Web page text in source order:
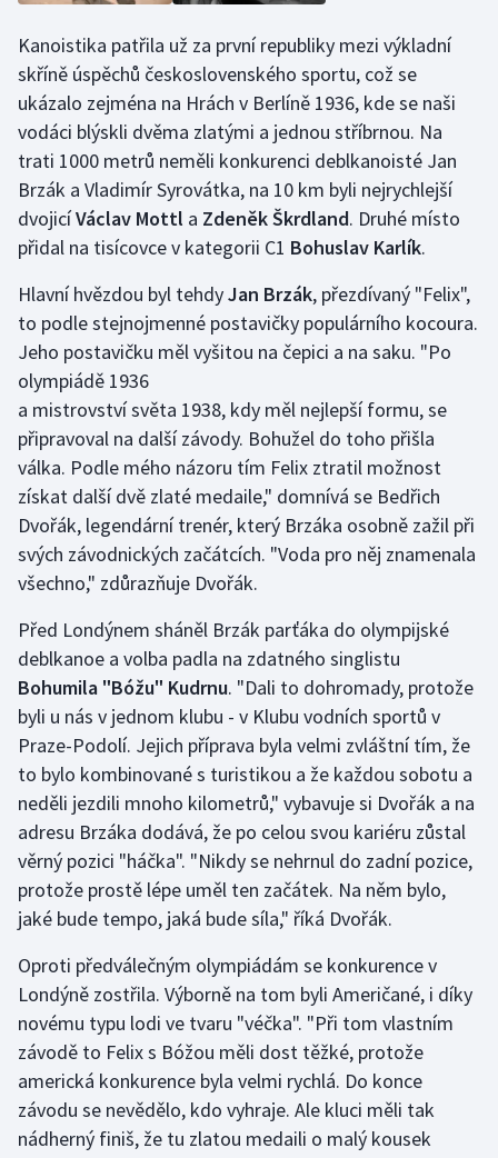
Lyže a snowboard
Moderní pětiboj
Motorsport
Olympijské hry
Parasport
Plavání
Plážový volejbal
Ragby
Rychlobruslení
Rychlostní kanoistika
Short track
Sportovní střelba
Stolní tenis
Triatlon
Veslování
Vodní slalom
Volejbal
Kanoistika patřila už za první republiky mezi výkladní
skříně úspěchů československého sportu, což se
ukázalo zejména na Hrách v Berlíně 1936, kde se naši
vodáci blýskli dvěma zlatými a jednou stříbrnou. Na
trati 1000 metrů neměli konkurenci deblkanoisté Jan
Brzák a Vladimír Syrovátka, na 10 km byli nejrychlejší
dvojicíVáclav Mottl a Zdeněk Škrdland. Druhé místo
přidal na tisícovce v kategorii C1 Bohuslav Karlík.
Hlavní hvězdou byl tehdyJan Brzák, přezdívaný "Felix",
to podle stejnojmenné postavičky populárního kocoura.
Jeho postavičku měl vyšitou na čepici a na saku. "Po
olympiádě 1936
a mistrovství světa 1938, kdy měl nejlepší formu, se
připravoval na další závody. Bohužel do toho přišla
válka. Podle mého názoru tím Felix ztratil možnost
získat další dvě zlaté medaile," domnívá se Bedřich
Dvořák, legendární trenér, který Brzáka osobně zažil při
svých závodnických začátcích. "Voda pro něj znamenala
všechno," zdůrazňuje Dvořák.
Před Londýnem sháněl Brzák parťáka do olympijské
deblkanoe a volba padla na zdatného singlistu
Bohumila "Bóžu" Kudrnu. "Dali to dohromady, protože
byli u nás v jednom klubu - v Klubu vodních sportů v
Praze-Podolí. Jejich příprava byla velmi zvláštní tím, že
to bylo kombinované s turistikou a že každou sobotu a
neděli jezdili mnoho kilometrů," vybavuje si Dvořák a na
adresu Brzáka dodává, že po celou svou kariéru zůstal
věrný pozici "háčka". "Nikdy se nehrnul do zadní pozice,
protože prostě lépe uměl ten začátek. Na něm bylo,
jaké bude tempo, jaká bude síla," říká Dvořák.
Oproti předválečným olympiádám se konkurence v
Londýně zostřila. Výborně na tom byli Američané, i díky
novému typu lodi ve tvaru "véčka". "Při tom vlastním
závodě to Felix s Bóžou měli dost těžké, protože
americká konkurence byla velmi rychlá. Do konce
závodu se nevědělo, kdo vyhraje. Ale kluci měli tak
nádherný finiš, že tu zlatou medaili o malý kousek